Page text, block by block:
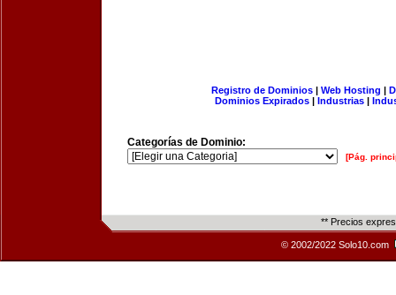
Registro de Dominios| Web Hosting |
Dominios Expirados | Industrias |
Categorías de Dominio:
[Pág.
** Precios
© 2002/2022 Solo10.com